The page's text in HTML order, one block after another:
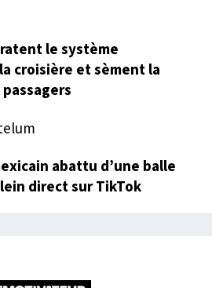
le système
croisière et sèment la
abattu d’une balle
direct sur TikTok